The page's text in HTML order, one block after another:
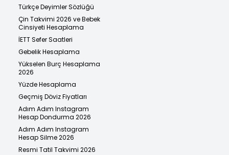
Türkçe Deyimler Sözlüğü
Çin Takvimi 2026 ve Bebek
Cinsiyeti Hesaplama
İETT Sefer Saatleri
Gebelik Hesaplama
Yükselen Burç Hesaplama
2026
Yüzde Hesaplama
Geçmiş Döviz Fiyatları
Adım Adım Instagram
Hesap Dondurma 2026
Adım Adım Instagram
Hesap Silme 2026
Resmi Tatil Takvimi 2026